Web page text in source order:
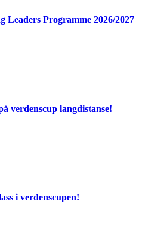
Leaders Programme 2026/2027
verdenscup langdistanse!
i verdenscupen!